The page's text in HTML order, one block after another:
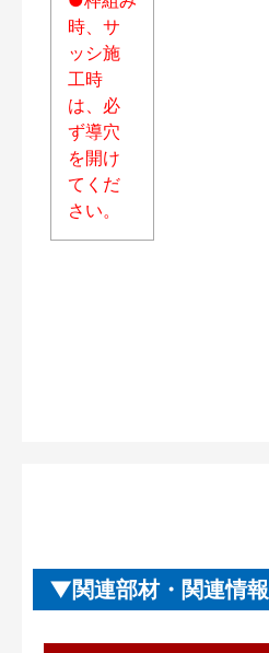
時、サ
ッシ施
工時
は、必
ず導穴
を開け
てくだ
さい。
関連部材・関連情報